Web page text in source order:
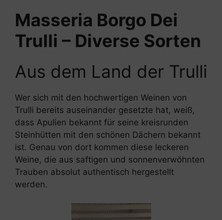
Masseria Borgo Dei
Trulli – Diverse Sorten
Aus dem Land der Trulli
Wer sich mit den hochwertigen Weinen von
Trulli bereits auseinander gesetzte hat, weiß,
dass Apulien bekannt für seine kreisrunden
Steinhütten mit den schönen Dächern bekannt
ist. Genau von dort kommen diese leckeren
Weine, die aus saftigen und sonnenverwöhnten
Trauben absolut authentisch hergestellt
werden.